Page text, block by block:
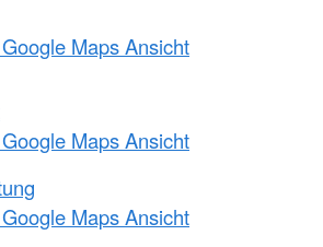
Maps Ansicht
Maps Ansicht
Maps Ansicht